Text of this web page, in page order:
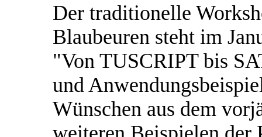
Der traditionelle
Blaubeuren steht im
"Von TUSCRIPT bis
und
Wünschen aus dem